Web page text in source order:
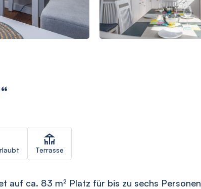
Terrasse
auf ca. 83 m² Platz für bis zu sechs Personen